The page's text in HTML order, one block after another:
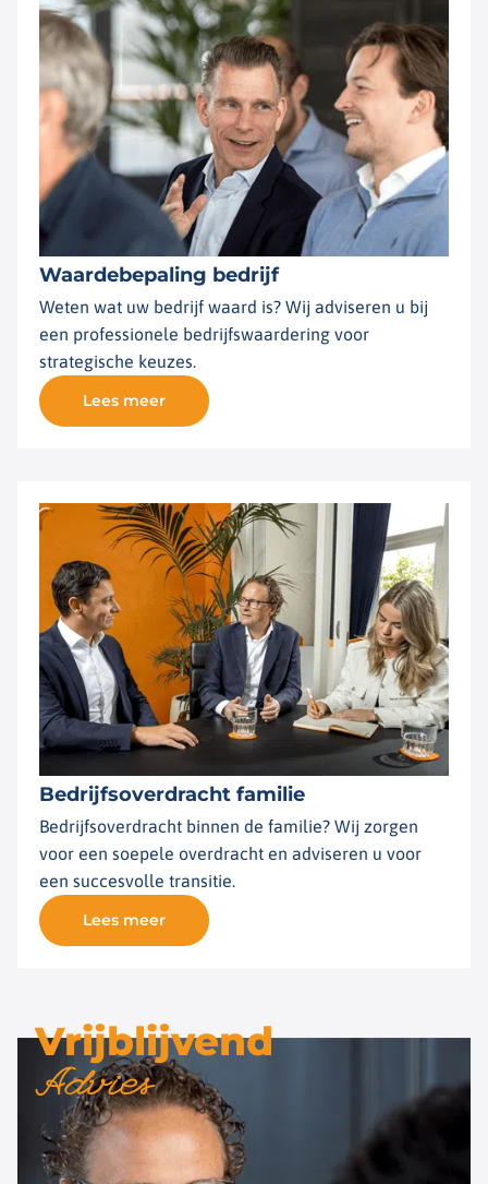
Waardebepaling bedrijf
Weten wat uw bedrijf waard is? Wij adviseren u bij
een professionele bedrijfswaardering voor
strategische keuzes.
Lees meer
Bedrijfsoverdracht familie
Bedrijfsoverdracht binnen de familie? Wij zorgen
voor een soepele overdracht en adviseren u voor
een succesvolle transitie.
Lees meer
Vrijblijvend
Advies